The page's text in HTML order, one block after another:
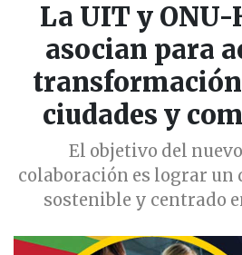
La UIT y
asocian para
ciudades y
El objetivo del
colaboración es lograr un
sostenible y centrado